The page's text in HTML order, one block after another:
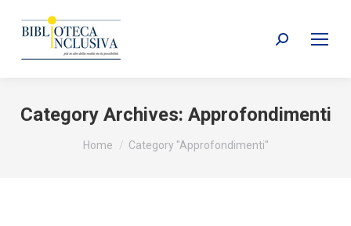
Search:
Category Archives: Approfondimenti
You are here:
Home Category "Approfondimenti"